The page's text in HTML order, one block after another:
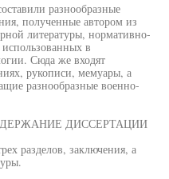
разнообразные
полученные автором из
литературы, нормативно-
в
Сюда же входят
рукописи, мемуары, а
разнообразные военно-
ДИССЕРТАЦИИ
разделов, заключения, а